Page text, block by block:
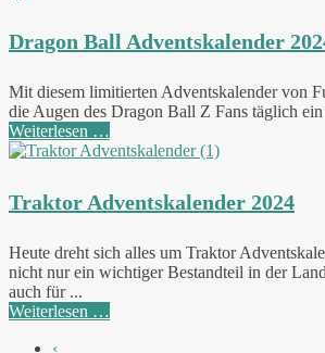
Dragon Ball Adventskalender
Mit diesem limitierten Adventskalender von
die Augen des Dragon Ball Z Fans täglich
Weiterlesen …
Traktor Adventskalender 2024
Heute dreht sich alles um Traktor
nicht nur ein wichtiger Bestandteil in der
auch für ...
Weiterlesen …
‹